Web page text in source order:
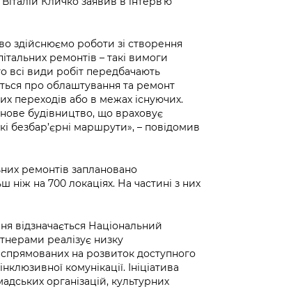
здійснюємо роботи зі створення
ремонтів – такі вимоги
всі види робіт передбачають
про облаштування та ремонт
переходів або в межах існуючих.
будівництво, що враховує
безбар’єрні маршрути», – повідомив
ремонтів заплановано
ніж на 700 локаціях. На частині з них
відзначається Національний
реалізує низку
спрямованих на розвиток доступного
комунікації. Ініціатива
організацій, культурних